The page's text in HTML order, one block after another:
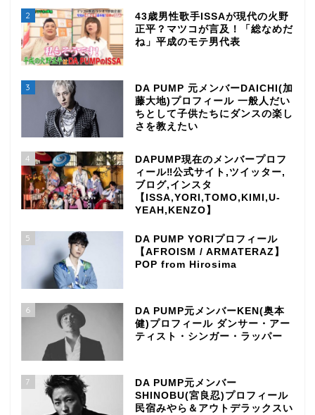
2
43歳男性歌手ISSAが現代の火野
正平？マツコが言及！「総なめだ
ね」平成のモテ男代表
3
DA PUMP 元メンバーDAICHI(加
藤大地)プロフィール 一般人だい
ちとして子供たちにダンスの楽し
さを教えたい
4
DAPUMP現在のメンバープロフ
ィール‼公式サイト,ツイッター,
ブログ,インスタ
【ISSA,YORI,TOMO,KIMI,U-
YEAH,KENZO】
5
DA PUMP YORIプロフィール
【AFROISM / ARMATERAZ】
POP from Hirosima
6
DA PUMP元メンバーKEN(奥本
健)プロフィール ダンサー・アー
ティスト・シンガー・ラッパー
7
DA PUMP元メンバー
SHINOBU(宮良忍)プロフィール
民宿みやら＆アウトデラックスい